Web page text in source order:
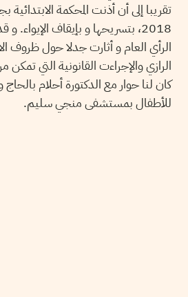
2018، بتسريحها و بإيقاف
الرأي العام و أثارت جدلا حول ظروف
الرازي والإجراءت القانونية التي
كان لنا حوار مع الدكتورة أحلام
للأطفال بمستشفى منجي سليم.